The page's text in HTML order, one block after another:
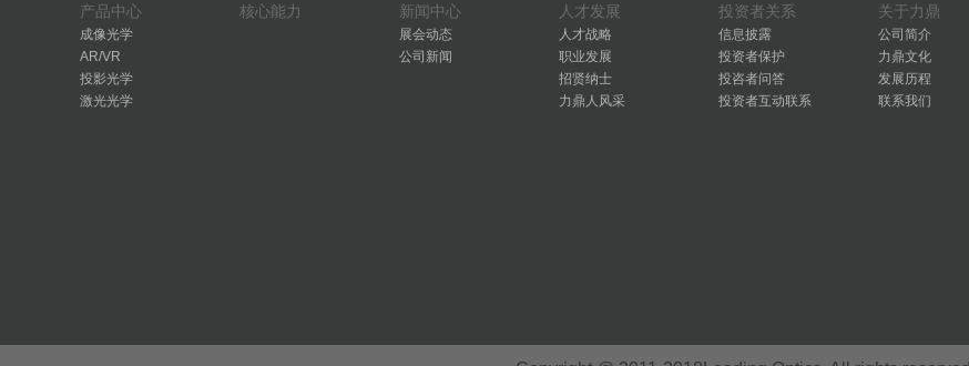
产品中心
成像光学
AR/VR
投影光学
激光光学
核心能力 新闻中心
展会动态
公司新闻
人才发展
人才战略
职业发展
招贤纳士
力鼎人风采
投资者关系
信息披露
投资者保护
投咨者问答
投资者互动联系
关于力鼎
公司简介
力鼎文化
发展历程
联系我们